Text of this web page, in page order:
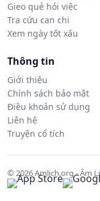
Gieo quẻ hỏi việc
Tra cứu can chi
Xem ngày tốt xấu
Thông tin
Giới thiệu
Chính sách bảo mật
Điều khoản sử dụng
Liên hệ
Truyện cổ tích
© 2026 Amlich.org - Âm